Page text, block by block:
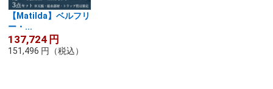
【Matilda】ベルフリ
ー・...
137,724 円
151,496 円 （税込）